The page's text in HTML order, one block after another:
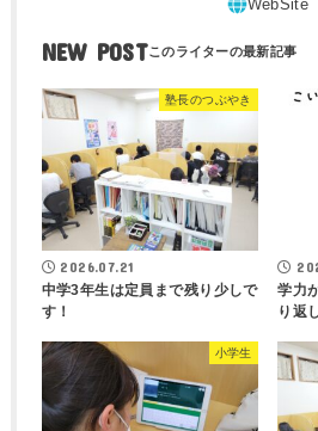
NEW POST
塾長のつぶやき
2026.07.21
中学3年生は定員まで残り少しで
す！
学力
り返
小学生